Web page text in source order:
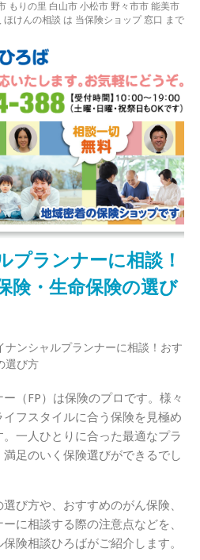
もりの里 白山市 小松市 野々市市 能美市
ほけんの相談 は 当保険ショップ 窓口 まで
プランナーに相談！
険・生命保険の選び
ナンシャルプランナーに相談！おす
選び方
（FP）は保険のプロです。様々
フスタイルに合う保険を見極め
一人ひとりに合った最適なプラ
足のいく保険選びができるでし
び方や、おすすめのがん保険、
に相談する際の注意点などを、
険相談ひろばがご紹介します。